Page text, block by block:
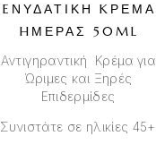
EΝΥΔΑΤΙΚΉ KΡΈΜΑ
HΜΈΡΑΣ 50ML
Αντιγηραντική Κρέμα για
Ώριμες και Ξηρές
Επιδερμίδες
Συνιστάτε σε ηλικίες 45+